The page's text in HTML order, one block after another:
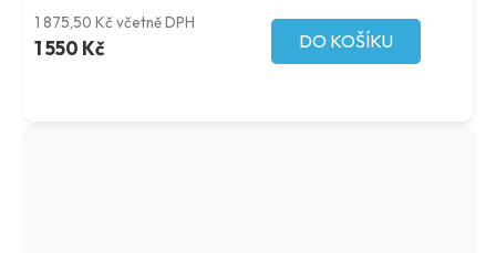
1 875,50 Kč včetně DPH
1 550 Kč DO KOŠÍKU